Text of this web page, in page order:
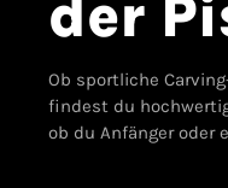
der
Ob sportliche
findest du
ob du Anfänger oder